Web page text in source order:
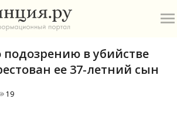
подозрению в убийстве
ее 37-летний сын
19